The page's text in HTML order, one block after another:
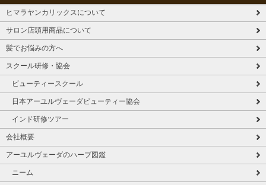
ヒマラヤンカリックスについて
サロン店頭用商品について
髪でお悩みの方へ
スクール研修・協会
ビューティースクール
日本アーユルヴェーダビューティー協会
インド研修ツアー
会社概要
アーユルヴェーダのハーブ図鑑
ニーム